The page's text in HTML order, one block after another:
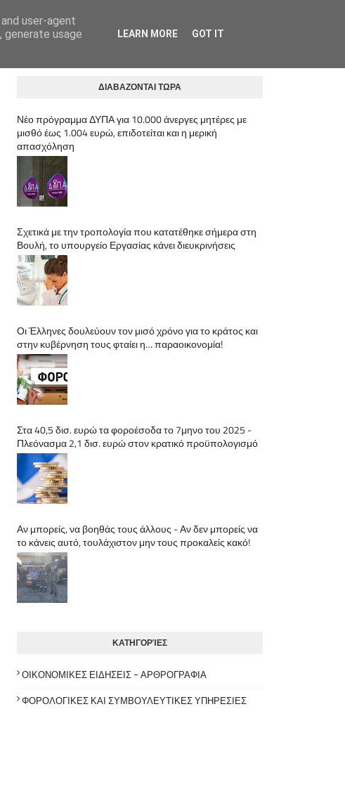
HOME ΛΟΓΙΣΤΙΚΟ ΓΡΑΦΕΙΟ ΑΝΩ ΛΙΟΣΙΑ | ΚΡΥΣΤΑΛΛΗΣ ΙΩΣΗΦ
ΔΙΑΒΑΖΟΝΤΑΙ ΤΩΡΑ
Νέο πρόγραμμα ΔΥΠΑ για 10.000 άνεργες μητέρες με
μισθό έως 1.004 ευρώ, επιδοτείται και η μερική
απασχόληση
Σχετικά με την τροπολογία που κατατέθηκε σήμερα στη
Βουλή, το υπουργείο Εργασίας κάνει διευκρινήσεις
Οι Έλληνες δουλεύουν τον μισό χρόνο για το κράτος και
στην κυβέρνηση τους φταίει η… παραοικονομία!
Στα 40,5 δισ. ευρώ τα φοροέσοδα το 7μηνο του 2025 -
Πλεόνασμα 2,1 δισ. ευρώ στον κρατικό προϋπολογισμό
Αν μπορείς, να βοηθάς τους άλλους - Αν δεν μπορείς να
το κάνεις αυτό, τουλάχιστον μην τους προκαλείς κακό!
ΚΑΤΗΓΟΡΊΕΣ
ΟΙΚΟΝΟΜΙΚΕΣ ΕΙΔΗΣΕΙΣ - ΑΡΘΡΟΓΡΑΦΙΑ
ΦΟΡΟΛΟΓΙΚΕΣ ΚΑΙ ΣΥΜΒΟΥΛΕΥΤΙΚΕΣ ΥΠΗΡΕΣΙΕΣ
user-agent
usage
LEARN MORE GOT IT